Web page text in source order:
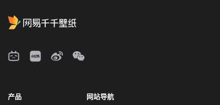
产品 网站导航